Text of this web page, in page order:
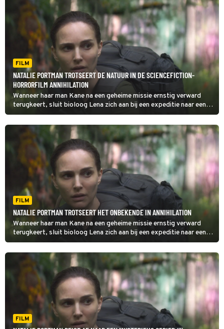
FILM
NATALIE PORTMAN TROTSEERT DE NATUUR IN DE SCIENCEFICTION-
HORRORFILM ANNIHILATION
Wanneer haar man Kane na een geheime missie ernstig verward
terugkeert, sluit bioloog Lena zich aan bij een expeditie naar een
mysterieus gebied. Daar ontdekt ze in Annihilation een wereld vol
muterende flora en fauna.
FILM
NATALIE PORTMAN TROTSEERT HET ONBEKENDE IN ANNIHILATION
Wanneer haar man Kane na een geheime missie ernstig verward
terugkeert, sluit bioloog Lena zich aan bij een expeditie naar een
mysterieus gebied. Daar ontdekt ze in Annihilation een wereld vol
muterende flora en fauna.
FILM